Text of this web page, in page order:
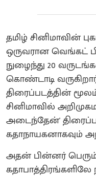
தமிழ் சினிமாவின்
ஒருவரான வெங்கட்
நுழைந்து 20
கொண்டாடி
திரைப்படத்தின்
சினிமாவில்
அடைந்தேன்'
கதாநாயகனாகவும்
அதன் பின்னர்